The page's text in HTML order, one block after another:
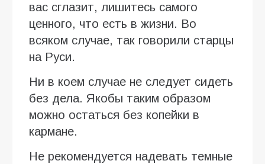
вас сглазит, лишитесь самого
ценного, что есть в жизни. Во
всяком случае, так говорили старцы
на Руси.
Ни в коем случае не следует сидеть
без дела. Якобы таким образом
можно остаться без копейки в
кармане.
Не рекомендуется надевать темные